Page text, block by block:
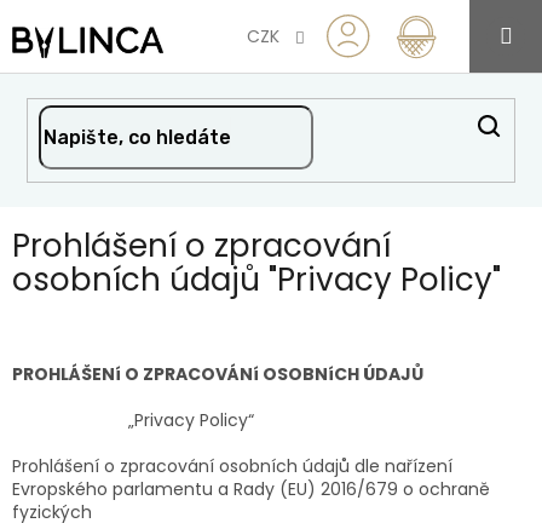
na
obsah
CZK
Prohlášení o zpracování
osobních údajů "Privacy Policy"
PROHLÁŠENí O ZPRACOVÁNí OSOBNíCH ÚDAJŮ
„Privacy Policy“
Prohlášení o zpracování osobních údajů dle nařízení
Evropského parlamentu a Rady (EU) 2016/679 o ochraně
fyzických